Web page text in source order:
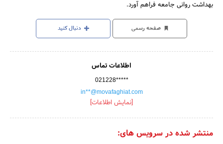
بهداشت روانی جامعه فراهم آورد.
صفحه رسمی دنبال کنید
اطلاعات تماس
021228*****
in**@movafaghiat.com
[نمایش اطلاعات]
منتشر شده در سرویس های: